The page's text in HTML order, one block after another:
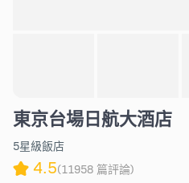
東京台場日航大酒店
5星級飯店
4.5(11958 篇評論)